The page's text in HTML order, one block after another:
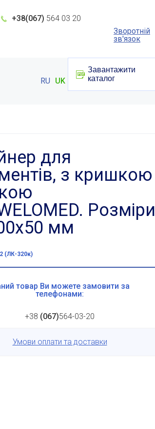
+38(067) 564 03 20
Зворотній
зв'язок
RU UK
Завантажити
каталог
для
з кришкою
Розміри
мм
(ЛК-320к)
товар Ви можете замовити за
телефонами:
+38 (067)564-03-20
Умови оплати та доставки